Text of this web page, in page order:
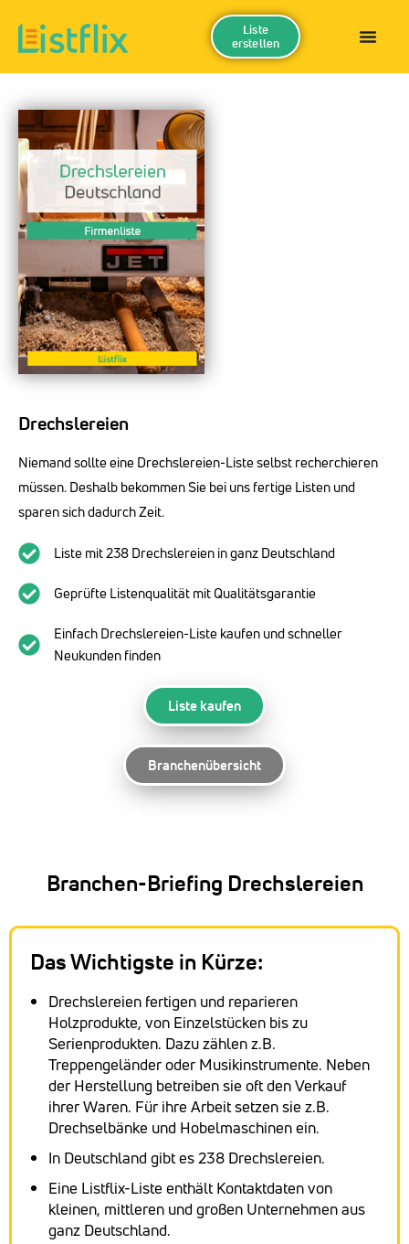
Liste
erstellen
Drechslereien
Niemand sollte eine Drechslereien-Liste selbst recherchieren
müssen. Deshalb bekommen Sie bei uns fertige Listen und
sparen sich dadurch Zeit.
Liste mit 238 Drechslereien in ganz Deutschland
Geprüfte Listenqualität mit Qualitätsgarantie
Einfach Drechslereien-Liste kaufen und schneller
Neukunden finden
Liste kaufen
Branchenübersicht
Branchen-Briefing Drechslereien
Das Wichtigste in Kürze:
Drechslereien fertigen und reparieren
Holzprodukte, von Einzelstücken bis zu
Serienprodukten. Dazu zählen z.B.
Treppengeländer oder Musikinstrumente. Neben
der Herstellung betreiben sie oft den Verkauf
ihrer Waren. Für ihre Arbeit setzen sie z.B.
Drechselbänke und Hobelmaschinen ein.
In Deutschland gibt es 238 Drechslereien.
Eine Listflix-Liste enthält Kontaktdaten von
kleinen, mittleren und großen Unternehmen aus
ganz Deutschland.